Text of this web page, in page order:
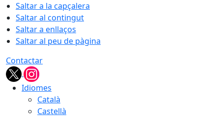
Saltar a la capçalera
Saltar al contingut
Saltar a enllaços
Saltar al peu de pàgina
Contactar
Idiomes
Català
Castellà